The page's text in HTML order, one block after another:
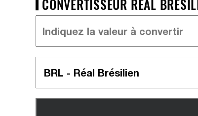
CONVERTISSEUR RÉAL